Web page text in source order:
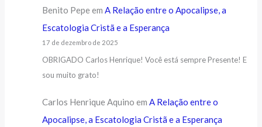
Benito Pepe em A Relação entre o Apocalipse, a
Escatologia Cristã e a Esperança
17 de dezembro de 2025
OBRIGADO Carlos Henrique! Você está sempre Presente! E
sou muito grato!
Carlos Henrique Aquino em A Relação entre o
Apocalipse, a Escatologia Cristã e a Esperança